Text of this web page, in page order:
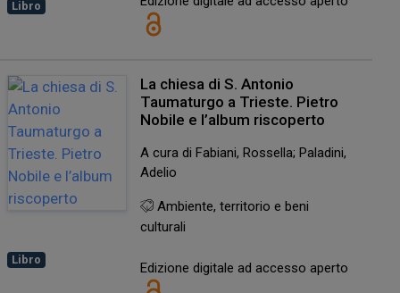
Libro
Libro
La chiesa di S. Antonio
Taumaturgo a Trieste. Pietro
Nobile e l’album riscoperto
A cura di Fabiani, Rossella; Paladini,
Adelio
Ambiente, territorio e beni
culturali
Edizione digitale ad accesso aperto